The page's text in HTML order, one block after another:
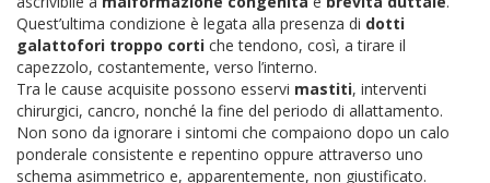
Quest’ultima condizione è legata alla presenza di dotti
galattofori troppo corti che tendono, così, a tirare il
capezzolo, costantemente, verso l’interno.
Tra le cause acquisite possono esservi mastiti, interventi
chirurgici, cancro, nonché la fine del periodo di allattamento.
Non sono da ignorare i sintomi che compaiono dopo un calo
ponderale consistente e repentino oppure attraverso uno
schema asimmetrico e, apparentemente, non giustificato.